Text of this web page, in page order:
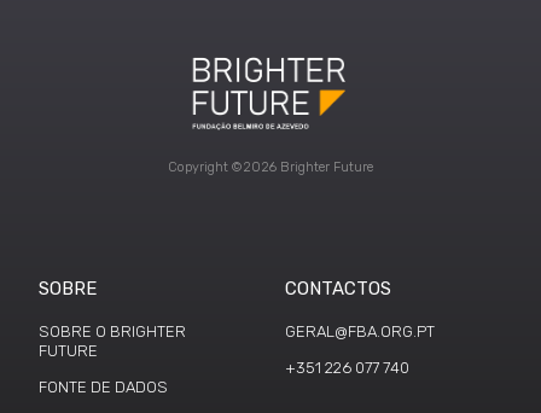
Copyright ©2026 Brighter Future
SOBRE
SOBRE O BRIGHTER
FUTURE
FONTE DE DADOS
CONTACTOS
GERAL@FBA.ORG.PT
+351 226 077 740